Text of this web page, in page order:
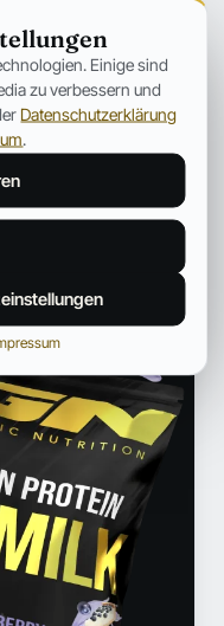
mit Fokus auf Sport,
fundierte Inhalte
der Fitnessindustrie ein.
Einige sind
zu verbessern und
Datenschutzerklärung